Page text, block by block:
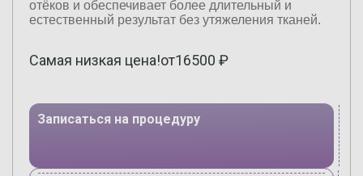
отёков и обеспечивает более длительный и
естественный результат без утяжеления тканей.
Самая низкая цена!от16500 ₽
Записаться на процедуру